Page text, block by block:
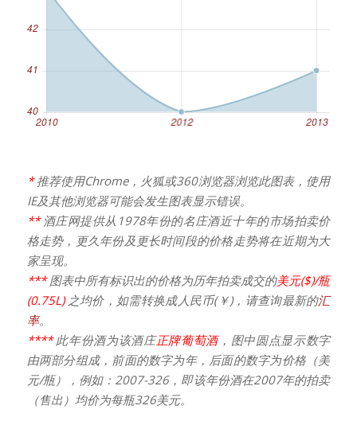
*推荐使用Chrome，火狐或360浏览器浏览此图表，使用
IE及其他浏览器可能会发生图表显示错误。
** 酒庄网提供从1978年份的名庄酒近十年的市场拍卖价
格走势，更久年份及更长时间段的价格走势将在近期为大
家呈现。
***图表中所有标识出的价格为历年拍卖成交的美元($)/瓶
(0.75L)之均价，如需转换成人民币(￥)，请查询最新的汇
率。
****此年份酒为该酒庄正牌葡萄酒，图中圆点显示数字
由两部分组成，前面的数字为年，后面的数字为价格（美
元/瓶），例如：2007-326，即该年份酒在2007年的拍卖
（售出）均价为每瓶326美元。